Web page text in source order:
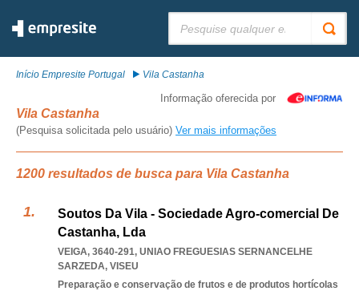
Início Empresite Portugal Vila Castanha
Informação oferecida por
Vila Castanha
(Pesquisa solicitada pelo usuário) Ver mais informações
1200 resultados de busca para Vila Castanha
Soutos Da Vila - Sociedade Agro-comercial De
Castanha, Lda
VEIGA, 3640-291, UNIAO FREGUESIAS SERNANCELHE
SARZEDA, VISEU
Preparação e conservação de frutos e de produtos hortícolas